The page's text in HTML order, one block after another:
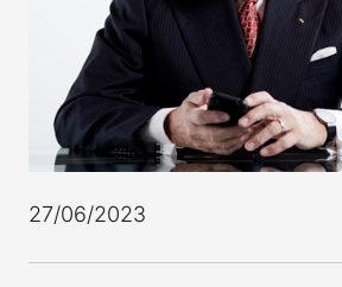
27/06/2023